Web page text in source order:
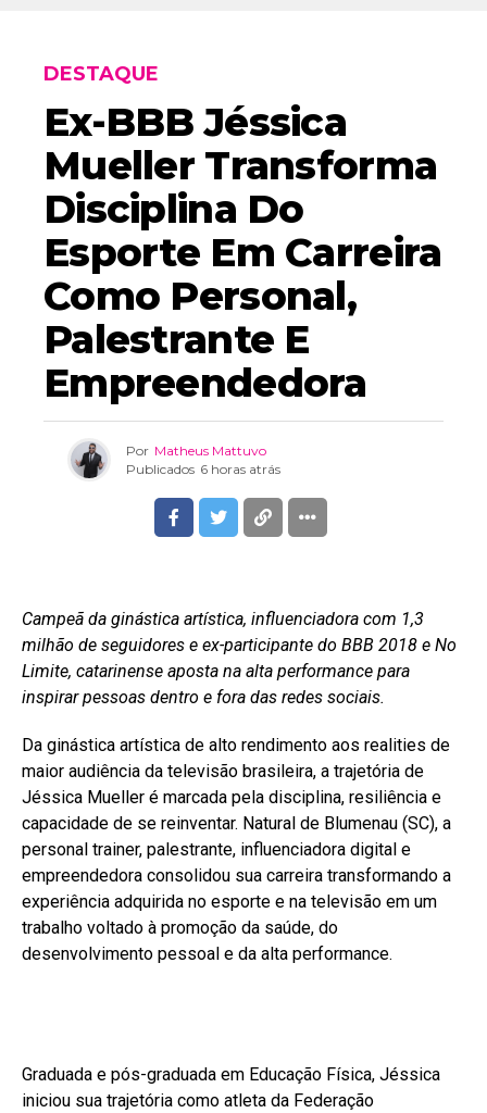
DESTAQUE
Ex-BBB Jéssica
Mueller Transforma
Disciplina Do
Esporte Em Carreira
Como Personal,
Palestrante E
Empreendedora
Por Matheus Mattuvo
Publicados 6 horas atrás
Campeã da ginástica artística, influenciadora com 1,3
milhão de seguidores e ex-participante do BBB 2018 e No
Limite, catarinense aposta na alta performance para
inspirar pessoas dentro e fora das redes sociais.
Da ginástica artística de alto rendimento aos realities de
maior audiência da televisão brasileira, a trajetória de
Jéssica Mueller é marcada pela disciplina, resiliência e
capacidade de se reinventar. Natural de Blumenau (SC), a
personal trainer, palestrante, influenciadora digital e
empreendedora consolidou sua carreira transformando a
experiência adquirida no esporte e na televisão em um
trabalho voltado à promoção da saúde, do
desenvolvimento pessoal e da alta performance.
Graduada e pós-graduada em Educação Física, Jéssica
iniciou sua trajetória como atleta da Federação